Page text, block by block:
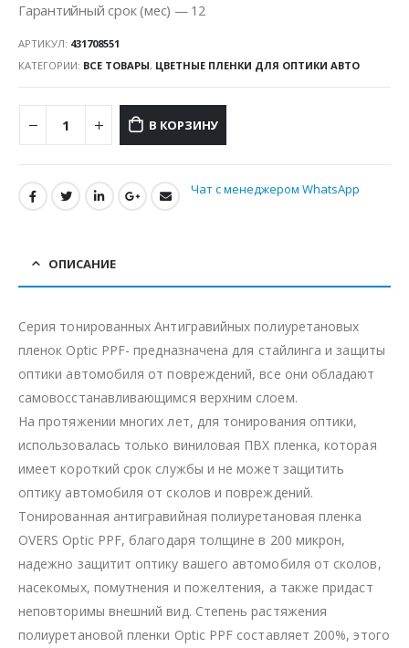
Гарантийный срок (мес) — 12
АРТИКУЛ: 431708551
КАТЕГОРИИ: ВСЕ ТОВАРЫ, ЦВЕТНЫЕ ПЛЕНКИ ДЛЯ ОПТИКИ АВТО
В КОРЗИНУ
Чат с менеджером WhatsApp
ОПИСАНИЕ
Серия тонированных Антигравийных полиуретановых
пленок Optic PPF- предназначена для стайлинга и защиты
оптики автомобиля от повреждений, все они обладают
самовосстанавливающимся верхним слоем.
На протяжении многих лет, для тонирования оптики,
использовалась только виниловая ПВХ пленка, которая
имеет короткий срок службы и не может защитить
оптику автомобиля от сколов и повреждений.
Тонированная антигравийная полиуретановая пленка
OVERS Optic PPF, благодаря толщине в 200 микрон,
надежно защитит оптику вашего автомобиля от сколов,
насекомых, помутнения и пожелтения, а также придаст
неповторимы внешний вид. Степень растяжения
полиуретановой пленки Optic PPF составляет 200%, этого